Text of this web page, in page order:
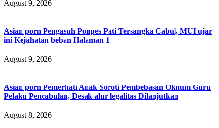
August 9, 2026
Asian porn Pengasuh Ponpes Pati Tersangka Cabul, MUI ujar
ini Kejahatan beban Halaman 1
August 9, 2026
Asian porn Pemerhati Anak Soroti Pembebasan Oknum Guru
Pelaku Pencabulan, Desak alur legalitas Dilanjutkan
August 8, 2026